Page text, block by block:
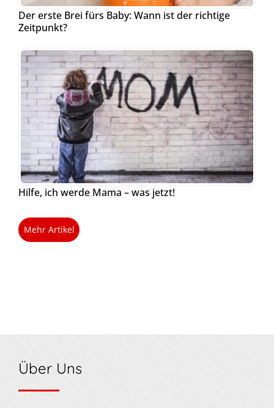
Der erste Brei fürs Baby: Wann ist der richtige
Zeitpunkt?
Hilfe, ich werde Mama – was jetzt!
Mehr Artikel
Über Uns